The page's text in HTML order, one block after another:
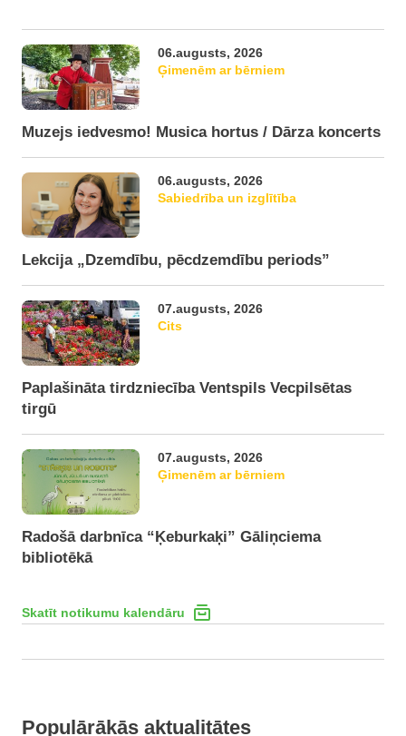
06.augusts, 2026
Ģimenēm ar bērniem
Muzejs iedvesmo! Musica hortus / Dārza koncerts
06.augusts, 2026
Sabiedrība un izglītība
Lekcija „Dzemdību, pēcdzemdību periods”
07.augusts, 2026
Cits
Paplašināta tirdzniecība Ventspils Vecpilsētas
tirgū
07.augusts, 2026
Ģimenēm ar bērniem
Radošā darbnīca “Ķeburkaķi” Gāliņciema
bibliotēkā
Skatīt notikumu kalendāru
Populārākās aktualitātes